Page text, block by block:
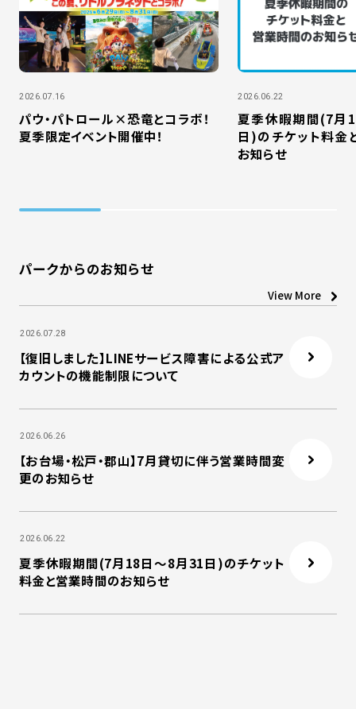
2026.07.16
パウ・パトロール×恐竜とコラボ！
夏季限定イベント開催中！
2026.06.22
夏季休暇期間(7月
日)のチケット料金
お知らせ
パークからのお知らせ
View More
2026.07.28
【復旧しました】LINEサービス障害による公式ア
カウントの機能制限について
2026.06.26
【お台場・松戸・郡山】7月貸切に伴う営業時間変
更のお知らせ
2026.06.22
夏季休暇期間(7月18日～8月31日)のチケット
料金と営業時間のお知らせ